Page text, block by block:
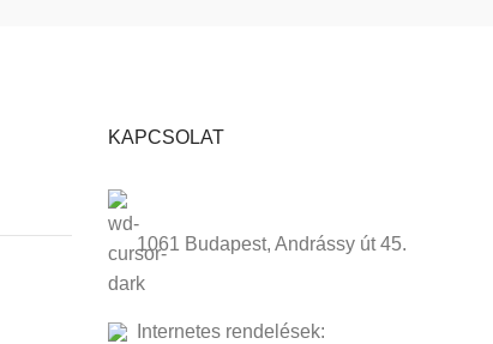
KAPCSOLAT
1061 Budapest, Andrássy út 45.
Internetes rendelések: